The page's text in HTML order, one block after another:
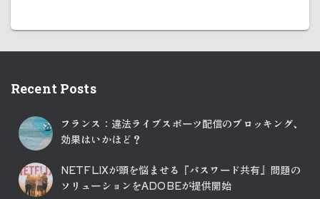
Recent Posts
フランス：違法ライブスポーツ配信のブロッキング、
効果はいかほど？
NETFLIXが頭を悩ませる『パスワード共有』問題の
ソリューションをADOBEが提供開始